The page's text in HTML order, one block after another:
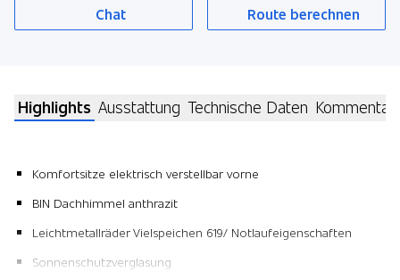
Chat Route berechnen
Highlights Ausstattung Technische Daten Kommentar
Komfortsitze elektrisch verstellbar vorne
BIN Dachhimmel anthrazit
Leichtmetallräder Vielspeichen 619/ Notlaufeigenschaften
Sonnenschutzverglasung